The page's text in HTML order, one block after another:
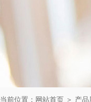
当前位置： 网站首页 ＞ 产品